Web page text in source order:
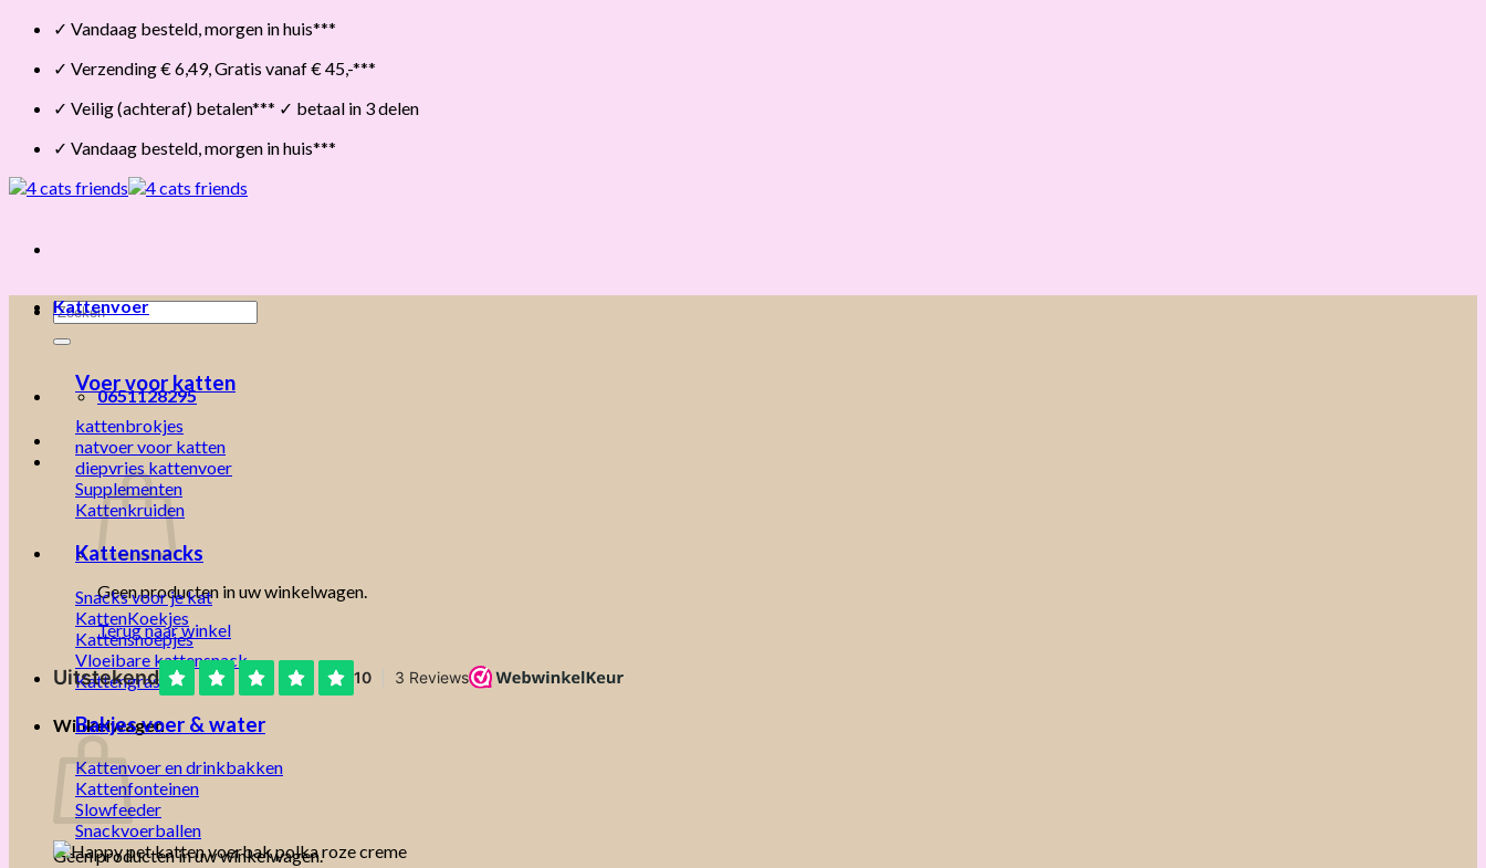
Skip
content
✓ Vandaag besteld, morgen in huis***
✓ Verzending € 6,49, Gratis vanaf € 45,-***
✓ Veilig (achteraf) betalen*** ✓ betaal in 3 delen
✓ Vandaag besteld, morgen in huis***
Zoeken
naar:
0651128295
Geen producten in uw winkelwagen.
Terug naar winkel
Winkelwagen
Geen producten in uw winkelwagen.
Kattenvoer
Voer voor katten
kattenbrokjes
natvoer voor katten
diepvries kattenvoer
Supplementen
Kattenkruiden
Kattensnacks
Snacks voor je kat
KattenKoekjes
Kattensnoepjes
Vloeibare kattensnack
Kattengras
Bakjes voer & water
Kattenvoer en drinkbakken
Kattenfonteinen
Slowfeeder
Snackvoerballen